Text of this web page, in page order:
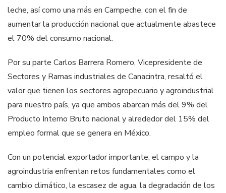
leche, así como una más en Campeche, con el fin de
aumentar la producción nacional que actualmente abastece
el 70% del consumo nacional.
Por su parte Carlos Barrera Romero, Vicepresidente de
Sectores y Ramas industriales de Canacintra, resaltó el
valor que tienen los sectores agropecuario y agroindustrial
para nuestro país, ya que ambos abarcan más del 9% del
Producto Interno Bruto nacional y alrededor del 15% del
empleo formal que se genera en México.
Con un potencial exportador importante, el campo y la
agroindustria enfrentan retos fundamentales como el
cambio climático, la escasez de agua, la degradación de los